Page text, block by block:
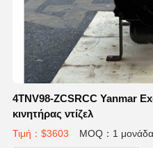
4TNV98-ZCSRCC Yanmar
κινητήρας ντίζελ
Τιμή：$3603 MOQ：1 μονάδα